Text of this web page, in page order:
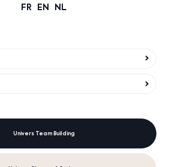
FR EN NL
Univers Team Building